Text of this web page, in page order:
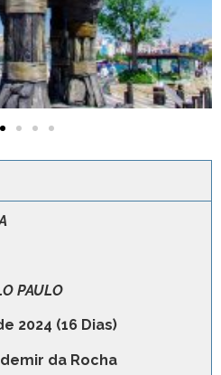
PAULO
2024 (16 Dias)
da Rocha